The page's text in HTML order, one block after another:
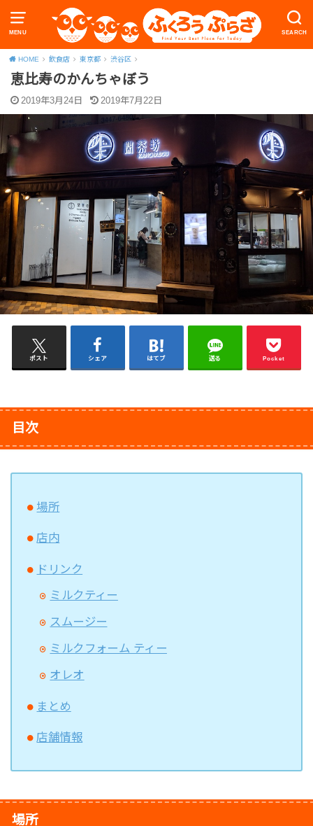
MENU SEARCH
HOME 飲食店 東京都 渋谷区
恵比寿のかんちゃぼう
2019年3月24日 2019年7月22日
ポスト シェア はてブ 送る Pocket
目次
場所
店内
ドリンク
ミルクティー
スムージー
ミルクフォーム ティー
オレオ
まとめ
店舗情報
場所